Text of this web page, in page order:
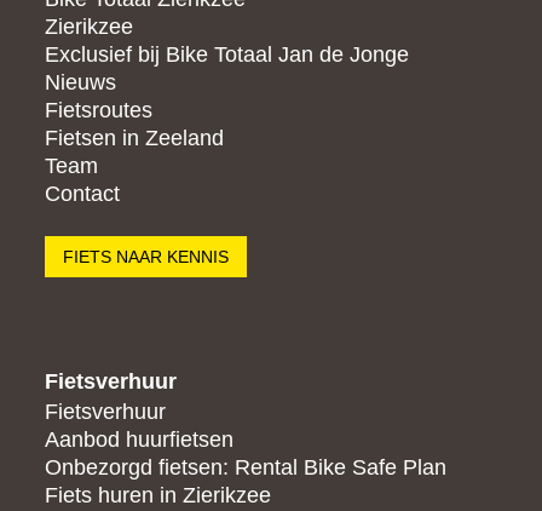
Zierikzee
Exclusief bij Bike Totaal Jan de Jonge
Nieuws
Fietsroutes
Fietsen in Zeeland
Team
Contact
FIETS NAAR KENNIS
Fietsverhuur
Fietsverhuur
Aanbod huurfietsen
Onbezorgd fietsen: Rental Bike Safe Plan
Fiets huren in Zierikzee